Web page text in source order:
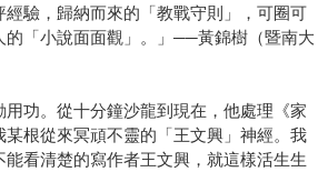
驗，歸納而來的「教戰守則」，可圈可
的「小說面面觀」。」──黃錦樹（暨南大
功。從十分鐘沙龍到現在，他處理《家
根從來冥頑不靈的「王文興」神經。我
看清楚的寫作者王文興，就這樣活生生